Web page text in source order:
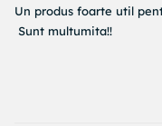
Un produs foarte util
Sunt multumita!!
read more about
pentru casa,